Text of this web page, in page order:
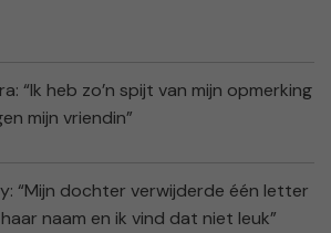
“Ik heb zo’n spijt van mijn opmerking
mijn vriendin”
“Mijn dochter verwijderde één letter
naam en ik vind dat niet leuk”